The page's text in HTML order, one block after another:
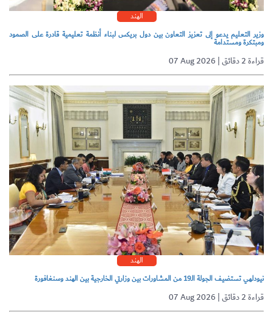
الهند
وزير التعليم يدعو إلى تعزيز التعاون بين دول بريكس لبناء أنظمة تعليمية قادرة على الصمود
ومبتكرة ومستدامة
07 Aug 2026 | قراءة 2 دقائق
الهند
نيودلهي تستضيف الجولة الـ19 من المشاورات بين وزارتي الخارجية بين الهند وسنغافورة
07 Aug 2026 | قراءة 2 دقائق